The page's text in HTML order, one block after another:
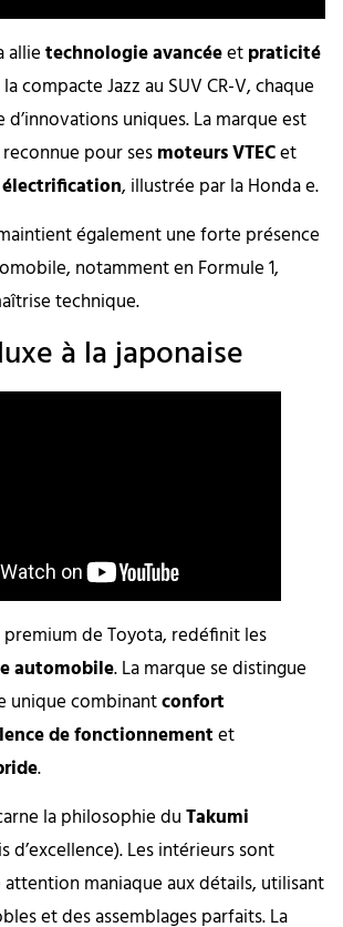
allietechnologie avancéeetpraticité
la compacte Jazz au SUV CR-V, chaque
uniques. La marque est
pour sesmoteurs VTECet
électrification, illustrée par la Honda e.
également une forte présence
notamment en Formule 1,
technique.
à la japonaise
premium de Toyota, redéfinit les
automobile. La marque se distingue
unique combinantconfort
de fonctionnementet
.
la philosophie duTakumi
d’excellence). Les intérieurs sont
attention maniaque aux détails, utilisant
et des assemblages parfaits. La